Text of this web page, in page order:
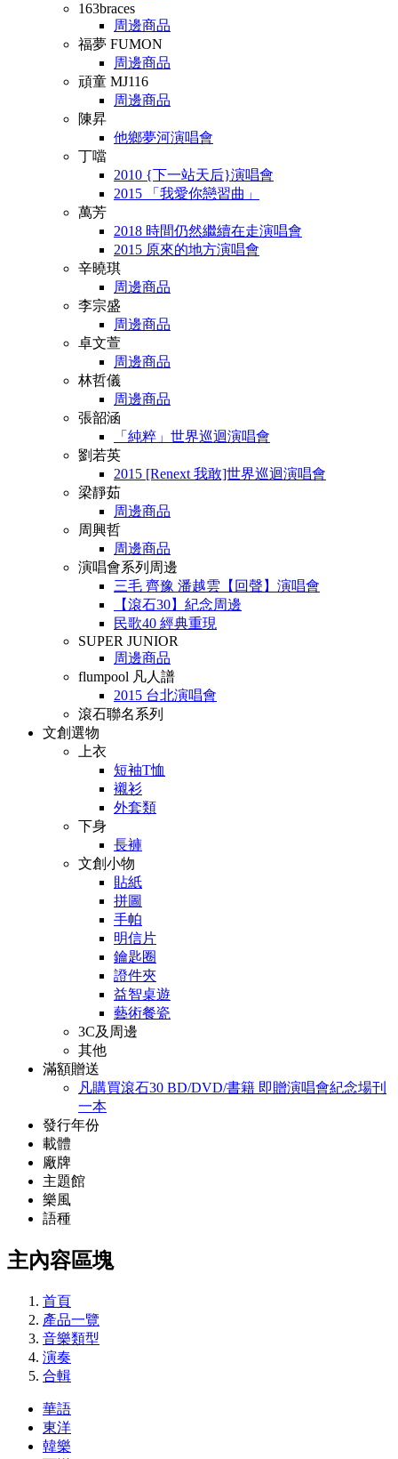
163braces
周邊商品
福夢 FUMON
周邊商品
頑童 MJ116
周邊商品
陳昇
他鄉夢河演唱會
丁噹
2010 {下一站天后}演唱會
2015 「我愛你戀習曲」
萬芳
2018 時間仍然繼續在走演唱會
2015 原來的地方演唱會
辛曉琪
周邊商品
李宗盛
周邊商品
卓文萱
周邊商品
林哲儀
周邊商品
張韶涵
「純粹」世界巡迴演唱會
劉若英
2015 [Renext 我敢]世界巡迴演唱會
梁靜茹
周邊商品
周興哲
周邊商品
演唱會系列周邊
三毛 齊豫 潘越雲【回聲】演唱會
【滾石30】紀念周邊
民歌40 經典重現
SUPER JUNIOR
周邊商品
flumpool 凡人譜
2015 台北演唱會
滾石聯名系列
文創選物
上衣
短袖T恤
襯衫
外套類
下身
長褲
文創小物
貼紙
拼圖
手帕
明信片
鑰匙圈
證件夾
益智桌遊
藝術餐瓷
3C及周邊
其他
滿額贈送
凡購買滾石30 BD/DVD/書籍 即贈演唱會紀念場刊
一本
發行年份
載體
廠牌
主題館
樂風
語種
主內容區塊
首頁
產品一覽
音樂類型
演奏
合輯
華語
東洋
韓樂